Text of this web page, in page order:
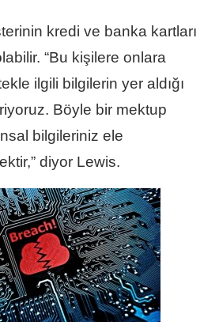
kredi ve banka kartları
“Bu kişilere onlara
ilgili bilgilerin yer aldığı
Böyle bir mektup
bilgileriniz ele
diyor Lewis.